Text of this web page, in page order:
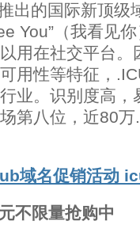
出的国际新顶级
You”（我看见
用在社交平台。
用性等特征，
业。识别度高，
第八位，近80
域名促销活动
不限量抢购中